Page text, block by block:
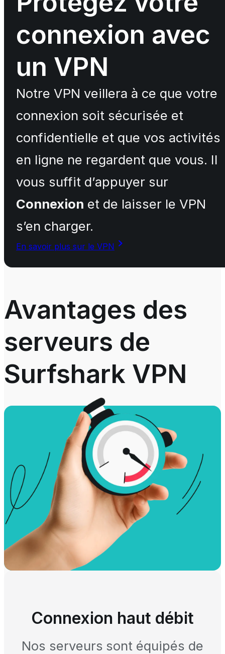
connexion avec
un VPN
Notre VPN veillera à ce que votre
connexion soit sécurisée et
confidentielle et que vos activités
en ligne ne regardent que vous. Il
vous suffit d’appuyer sur
Connexion et de laisser le VPN
s’en charger.
En savoir plus sur le VPN
Avantages des
serveurs de
Surfshark VPN
Connexion haut débit
Nos serveurs sont équipés de